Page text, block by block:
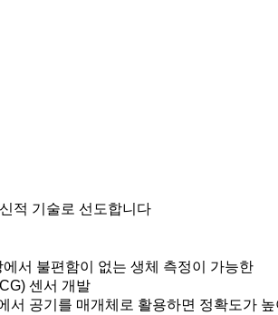
적 기술로 선도합니다
서 불편함이 없는 생체 측정이 가능한
센서 개발
서 공기를 매개체로 활용하면 정확도가